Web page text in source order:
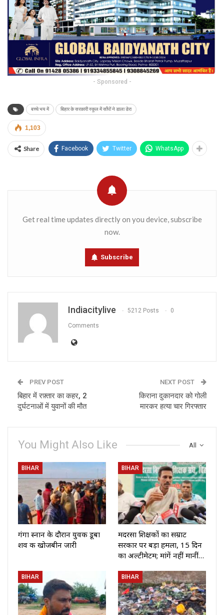
- Sponsored -
बच्चे भय में बिहार के सरकारी स्कूल में साँपों ने डाला डेरा
1,103
Share Facebook Twitter WhatsApp
Get real time updates directly on you device, subscribe
now.
Subscribe
Indiacitylive 5212 Posts 0
Comments
PREV POST
बिहार में रफ़्तार का कहर, 2
दुर्घटनाओं में युवानों की मौत
NEXT POST
किराना दुकानदार को गोली
मारकर हत्या चार गिरफ्तार
All
You Might Also Like
BIHAR
गंगा स्नान के दौरान युवक डूबा
शव की खोजबीन जारी
BIHAR
मदरसा शिक्षकों का सम्राट
सरकार पर बड़ा हमला, 15 दिन
का अल्टीमेटम; मांगें नहीं मानीं…
BIHAR BIHAR